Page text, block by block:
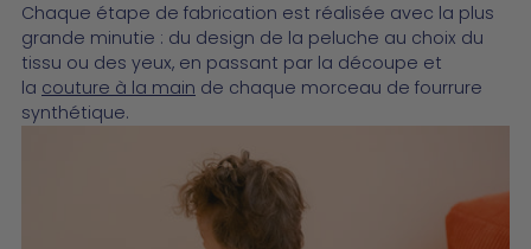
Chaque étape de fabrication est réalisée avec la plus
grande minutie : du design de la peluche au choix du
tissu ou des yeux, en passant par la découpe et
la couture à la main de chaque morceau de fourrure
synthétique.